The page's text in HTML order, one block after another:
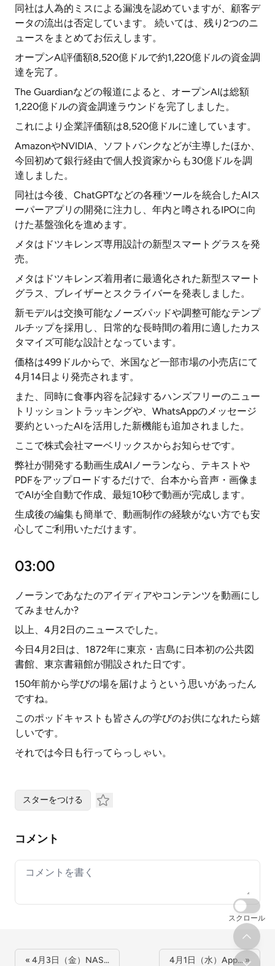
同社は人為的ミスによる漏洩を認めていますが、顧客デ
ータの流出は否定しています。 続いては、残り2つのニ
ュースをまとめてお伝えします。
オープンAI評価額8,520億ドルで約1,220億ドルの資金調
達を完了。
The Guardianなどの報道によると、オープンAIは総額
1,220億ドルの資金調達ラウンドを完了しました。
これにより企業評価額は8,520億ドルに達しています。
AmazonやNVIDIA、ソフトバンクなどが主導したほか、
今回初めて銀行経由で個人投資家からも30億ドルを調
達しました。
同社は今後、ChatGPTなどの各種ツールを統合したAIス
ーパーアプリの開発に注力し、年内と噂されるIPOに向
けた基盤強化を進めます。
メタはドツキレンズ専用設計の新型スマートグラスを発
売。
メタはドツキレンズ着用者に最適化された新型スマート
グラス、ブレイザーとスクライバーを発表しました。
新モデルは交換可能なノーズパッドや調整可能なテンプ
ルチップを採用し、日常的な長時間の着用に適したカス
タマイズ可能な設計となっています。
価格は499ドルからで、米国など一部市場の小売店にて
4月14日より発売されます。
また、同時に食事内容を記録するハンズフリーのニュー
トリッショントラッキングや、WhatsAppのメッセージ
要約といったAIを活用した新機能も追加されました。
ここで株式会社マーベリックスからお知らせです。
弊社が開発する動画生成AIノーランなら、テキストや
PDFをアップロードするだけで、台本から音声・画像ま
でAIが全自動で作成、最短10秒で動画が完成します。
生成後の編集も簡単で、動画制作の経験がない方でも安
心してご利用いただけます。
03:00
ノーランであなたのアイディアやコンテンツを動画にし
てみませんか?
以上、4月2日のニュースでした。
今日4月2日は、1872年に東京・吉島に日本初の公共図
書館、東京書籍館が開設された日です。
150年前から学びの場を届けようという思いがあったん
ですね。
このポッドキャストも皆さんの学びのお供になれたら嬉
しいです。
それでは今日も行ってらっしゃい。
スターをつける
コメント
Your comment
« 4月3日（金）NAS… 4月1日（水）App… »
スクロール